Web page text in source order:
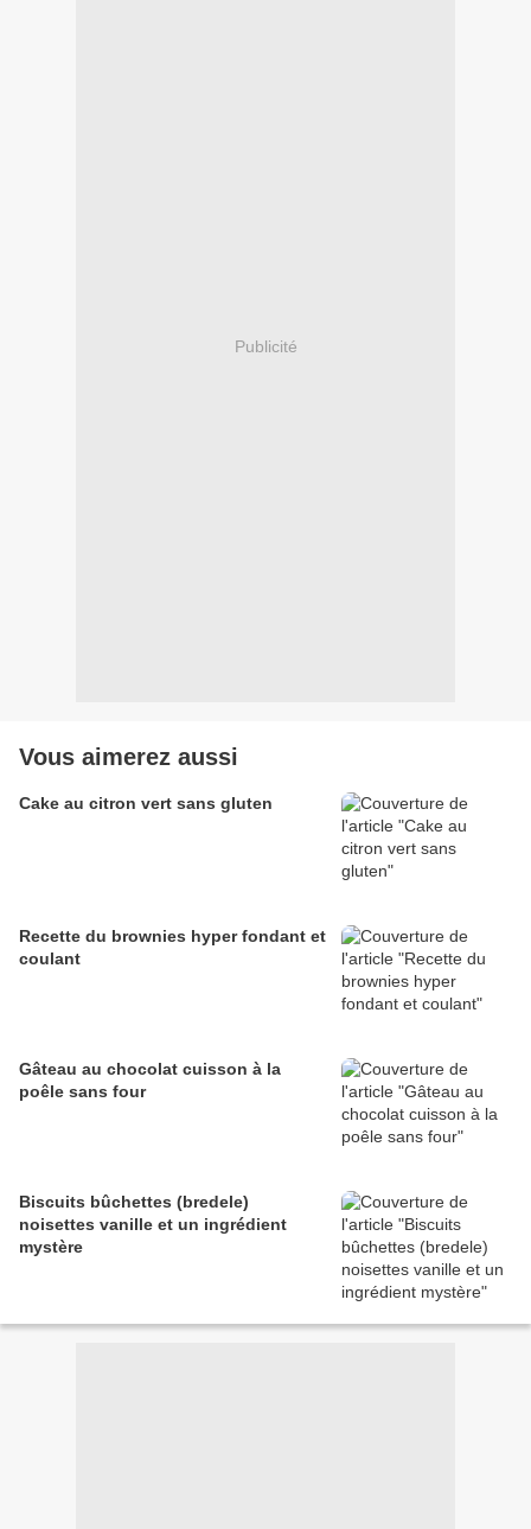
Publicité
Vous aimerez aussi
Cake au citron vert sans gluten
Recette du brownies hyper fondant et
coulant
Gâteau au chocolat cuisson à la
poêle sans four
Biscuits bûchettes (bredele)
noisettes vanille et un ingrédient
mystère